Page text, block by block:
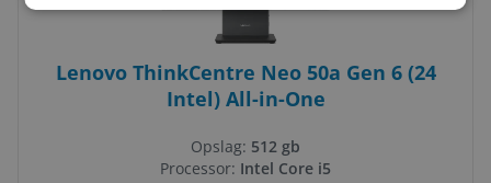
Lenovo ThinkCentre Neo 50a Gen 6 (24
Intel) All-in-One
Opslag: 512 gb
Processor: Intel Core i5